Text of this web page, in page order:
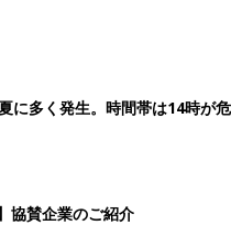
に多く発生。時間帯は14時が
協賛企業のご紹介